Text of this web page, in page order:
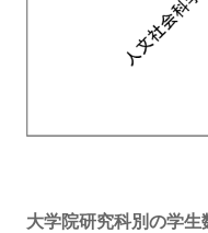
大学院研究科別の学生